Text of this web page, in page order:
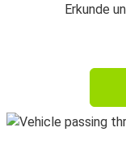
Berlin
Erkunde